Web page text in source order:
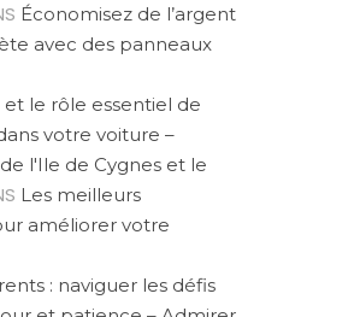
Économisez de l’argent
avec des panneaux
le rôle essentiel de
votre voiture –
l'Ile de Cygnes et le
Les meilleurs
améliorer votre
: naviguer les défis